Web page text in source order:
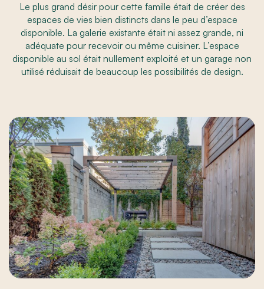
Le plus grand désir pour cette famille était de créer des
espaces de vies bien distincts dans le peu d’espace
disponible. La galerie existante était ni assez grande, ni
adéquate pour recevoir ou même cuisiner. L’espace
disponible au sol était nullement exploité et un garage non
utilisé réduisait de beaucoup les possibilités de design.